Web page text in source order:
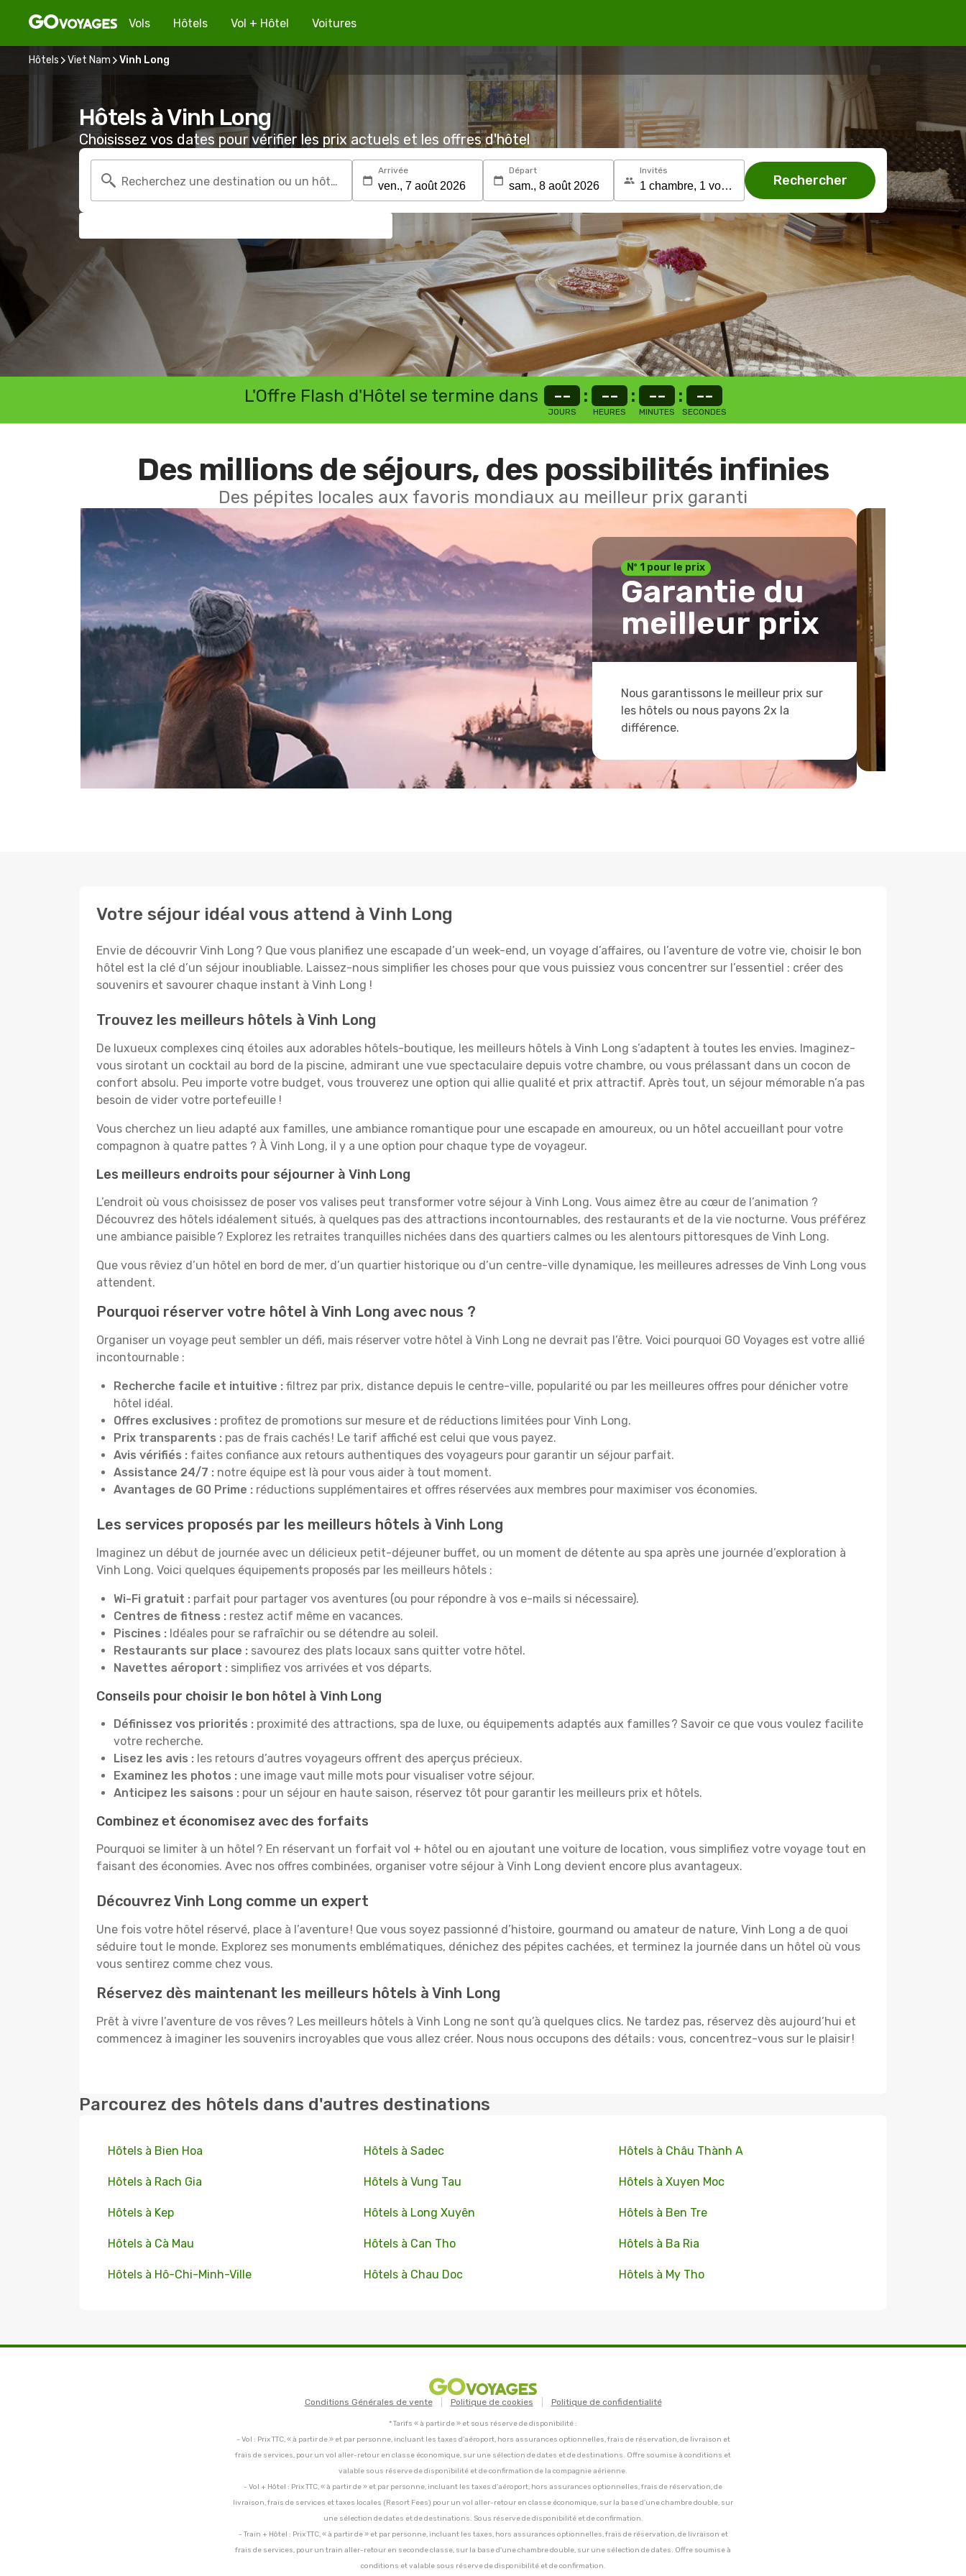
Vols Hôtels Vol + Hôtel Voitures
Hôtels Viet Nam Vinh Long
Hôtels à Vinh Long
Choisissez vos dates pour vérifier les prix actuels et les offres d'hôtel
Recherchez une destination ou un hôtel
Arrivée Départ Invités
Rechercher
L'Offre Flash d'Hôtel se termine dans --
JOURS
: --
HEURES
: --
MINUTES
: --
SECONDES
Des millions de séjours, des possibilités infinies
Des pépites locales aux favoris mondiaux au meilleur prix garanti
Nº 1 pour le prix
Garantie du
meilleur prix
Nous garantissons le meilleur prix sur
les hôtels ou nous payons 2x la
différence.
Votre séjour idéal vous attend à Vinh Long
Envie de découvrir Vinh Long ? Que vous planifiez une escapade d’un week-end, un voyage d’affaires, ou l’aventure de votre vie, choisir le bon
hôtel est la clé d’un séjour inoubliable. Laissez-nous simplifier les choses pour que vous puissiez vous concentrer sur l’essentiel : créer des
souvenirs et savourer chaque instant à Vinh Long !
Trouvez les meilleurs hôtels à Vinh Long
De luxueux complexes cinq étoiles aux adorables hôtels-boutique, les meilleurs hôtels à Vinh Long s’adaptent à toutes les envies. Imaginez-
vous sirotant un cocktail au bord de la piscine, admirant une vue spectaculaire depuis votre chambre, ou vous prélassant dans un cocon de
confort absolu. Peu importe votre budget, vous trouverez une option qui allie qualité et prix attractif. Après tout, un séjour mémorable n’a pas
besoin de vider votre portefeuille !
Vous cherchez un lieu adapté aux familles, une ambiance romantique pour une escapade en amoureux, ou un hôtel accueillant pour votre
compagnon à quatre pattes ? À Vinh Long, il y a une option pour chaque type de voyageur.
Les meilleurs endroits pour séjourner à Vinh Long
L’endroit où vous choisissez de poser vos valises peut transformer votre séjour à Vinh Long. Vous aimez être au cœur de l’animation ?
Découvrez des hôtels idéalement situés, à quelques pas des attractions incontournables, des restaurants et de la vie nocturne. Vous préférez
une ambiance paisible ? Explorez les retraites tranquilles nichées dans des quartiers calmes ou les alentours pittoresques de Vinh Long.
Que vous rêviez d’un hôtel en bord de mer, d’un quartier historique ou d’un centre-ville dynamique, les meilleures adresses de Vinh Long vous
attendent.
Pourquoi réserver votre hôtel à Vinh Long avec nous ?
Organiser un voyage peut sembler un défi, mais réserver votre hôtel à Vinh Long ne devrait pas l’être. Voici pourquoi GO Voyages est votre allié
incontournable :
Recherche facile et intuitive : filtrez par prix, distance depuis le centre-ville, popularité ou par les meilleures offres pour dénicher votre
hôtel idéal.
Offres exclusives : profitez de promotions sur mesure et de réductions limitées pour Vinh Long.
Prix transparents : pas de frais cachés ! Le tarif affiché est celui que vous payez.
Avis vérifiés : faites confiance aux retours authentiques des voyageurs pour garantir un séjour parfait.
Assistance 24/7 : notre équipe est là pour vous aider à tout moment.
Avantages de GO Prime : réductions supplémentaires et offres réservées aux membres pour maximiser vos économies.
Les services proposés par les meilleurs hôtels à Vinh Long
Imaginez un début de journée avec un délicieux petit-déjeuner buffet, ou un moment de détente au spa après une journée d’exploration à
Vinh Long. Voici quelques équipements proposés par les meilleurs hôtels :
Wi-Fi gratuit : parfait pour partager vos aventures (ou pour répondre à vos e-mails si nécessaire).
Centres de fitness : restez actif même en vacances.
Piscines : Idéales pour se rafraîchir ou se détendre au soleil.
Restaurants sur place : savourez des plats locaux sans quitter votre hôtel.
Navettes aéroport : simplifiez vos arrivées et vos départs.
Conseils pour choisir le bon hôtel à Vinh Long
Définissez vos priorités : proximité des attractions, spa de luxe, ou équipements adaptés aux familles ? Savoir ce que vous voulez facilite
votre recherche.
Lisez les avis : les retours d’autres voyageurs offrent des aperçus précieux.
Examinez les photos : une image vaut mille mots pour visualiser votre séjour.
Anticipez les saisons : pour un séjour en haute saison, réservez tôt pour garantir les meilleurs prix et hôtels.
Combinez et économisez avec des forfaits
Pourquoi se limiter à un hôtel ? En réservant un forfait vol + hôtel ou en ajoutant une voiture de location, vous simplifiez votre voyage tout en
faisant des économies. Avec nos offres combinées, organiser votre séjour à Vinh Long devient encore plus avantageux.
Découvrez Vinh Long comme un expert
Une fois votre hôtel réservé, place à l’aventure ! Que vous soyez passionné d’histoire, gourmand ou amateur de nature, Vinh Long a de quoi
séduire tout le monde. Explorez ses monuments emblématiques, dénichez des pépites cachées, et terminez la journée dans un hôtel où vous
vous sentirez comme chez vous.
Réservez dès maintenant les meilleurs hôtels à Vinh Long
Prêt à vivre l’aventure de vos rêves ? Les meilleurs hôtels à Vinh Long ne sont qu’à quelques clics. Ne tardez pas, réservez dès aujourd’hui et
commencez à imaginer les souvenirs incroyables que vous allez créer. Nous nous occupons des détails : vous, concentrez-vous sur le plaisir !
Parcourez des hôtels dans d'autres destinations
Hôtels à Bien Hoa Hôtels à Sadec Hôtels à Châu Thành A
Hôtels à Rach Gia Hôtels à Vung Tau Hôtels à Xuyen Moc
Hôtels à Kep Hôtels à Long Xuyên Hôtels à Ben Tre
Hôtels à Cà Mau Hôtels à Can Tho Hôtels à Ba Ria
Hôtels à Hô-Chi-Minh-Ville Hôtels à Chau Doc Hôtels à My Tho
Conditions Générales de vente Politique de cookies Politique de confidentialité
* Tarifs « à partir de » et sous réserve de disponibilité :
- Vol : Prix TTC, « à partir de » et par personne, incluant les taxes d'aéroport, hors assurances optionnelles, frais de réservation, de livraison et
frais de services, pour un vol aller-retour en classe économique, sur une sélection de dates et de destinations. Offre soumise à conditions et
valable sous réserve de disponibilité et de confirmation de la compagnie aérienne.
- Vol + Hôtel : Prix TTC, « à partir de » et par personne, incluant les taxes d'aéroport, hors assurances optionnelles, frais de réservation, de
livraison, frais de services et taxes locales (Resort Fees) pour un vol aller-retour en classe économique, sur la base d'une chambre double, sur
une sélection de dates et de destinations. Sous réserve de disponibilité et de confirmation.
- Train + Hôtel : Prix TTC, « à partir de » et par personne, incluant les taxes, hors assurances optionnelles, frais de réservation, de livraison et
frais de services, pour un train aller-retour en seconde classe, sur la base d'une chambre double, sur une sélection de dates. Offre soumise à
conditions et valable sous réserve de disponibilité et de confirmation.